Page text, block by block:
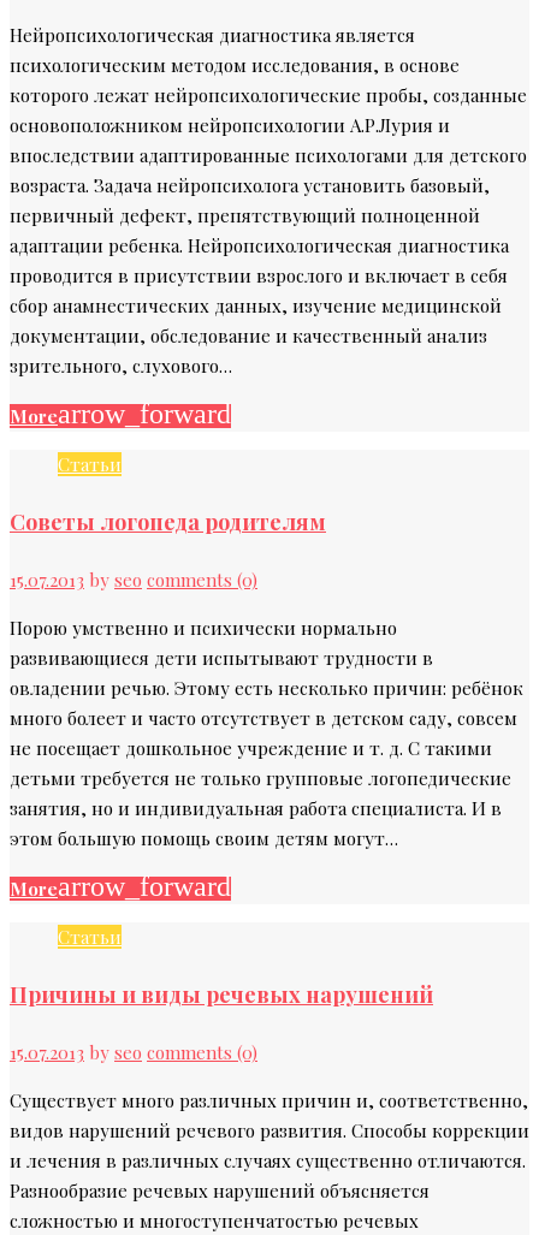
Нейропсихологическая диагностика является
психологическим методом исследования, в основе
которого лежат нейропсихологические пробы, созданные
основоположником нейропсихологии А.Р.Лурия и
впоследствии адаптированные психологами для детского
возраста. Задача нейропсихолога установить базовый,
первичный дефект, препятствующий полноценной
адаптации ребенка. Нейропсихологическая диагностика
проводится в присутствии взрослого и включает в себя
сбор анамнестических данных, изучение медицинской
документации, обследование и качественный анализ
зрительного, слухового…
Morearrow_forward
Статьи
Советы логопеда родителям
15.07.2013 by seo comments (0)
Порою умственно и психически нормально
развивающиеся дети испытывают трудности в
овладении речью. Этому есть несколько причин: ребёнок
много болеет и часто отсутствует в детском саду, совсем
не посещает дошкольное учреждение и т. д. С такими
детьми требуется не только групповые логопедические
занятия, но и индивидуальная работа специалиста. И в
этом большую помощь своим детям могут…
Morearrow_forward
Статьи
Причины и виды речевых нарушений
15.07.2013 by seo comments (0)
Существует много различных причин и, соответственно,
видов нарушений речевого развития. Способы коррекции
и лечения в различных случаях существенно отличаются.
Разнообразие речевых нарушений объясняется
сложностью и многоступенчатостью речевых